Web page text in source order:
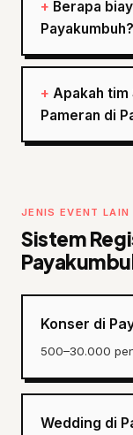
Berapa
Payakumbuh?
Apakah tim
Pameran di
JENIS EVENT LAIN
Sistem
Konser di
500–30.000
Wedding di